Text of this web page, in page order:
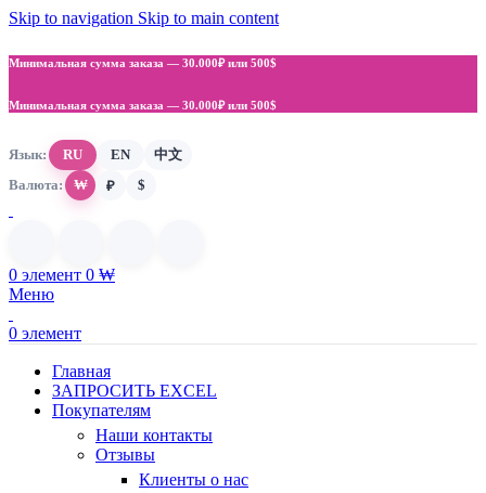
Skip to navigation Skip to main content
Минимальная сумма заказа — 30.000₽ или 500$
Минимальная сумма заказа — 30.000₽ или 500$
Язык: RU EN
中文
Валюта:
₩ ₽ $
0 элемент 0 ₩
Меню
0 элемент
Главная
ЗАПРОСИТЬ EXCEL
Покупателям
Наши контакты
Отзывы
Клиенты о нас